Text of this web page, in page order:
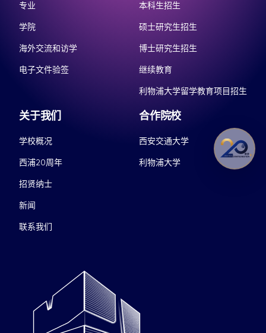
专业
学院
海外交流和访学
电子文件验签
本科生招生
硕士研究生招生
博士研究生招生
继续教育
利物浦大学留学教育项目招生
关于我们
学校概况
西浦20周年
招贤纳士
新闻
联系我们
合作院校
西安交通大学
利物浦大学